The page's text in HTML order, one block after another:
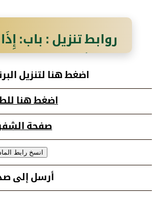
روابط تنزيل : باب:
خَيْرًا، أَوْ قَالَ مَا عَلِمْتُ
اضغط هنا لتنزيل
اضغط هنا
صفحة
أرسل إلى